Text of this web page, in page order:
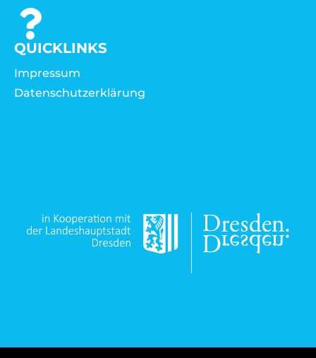
QUICKLINKS
Impressum
Datenschutzerklärung